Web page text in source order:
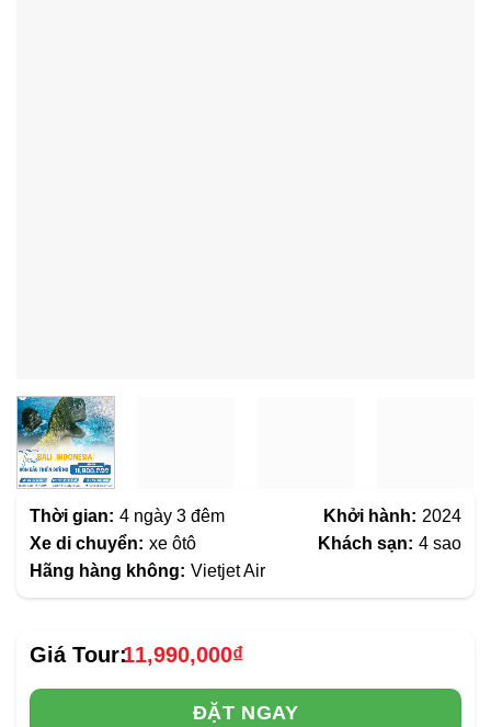
Thời gian: 4 ngày 3 đêm Khởi hành: 2024
Xe di chuyển: xe ôtô Khách sạn: 4 sao
Hãng hàng không: Vietjet Air
11,990,000₫
ĐẶT NGAY